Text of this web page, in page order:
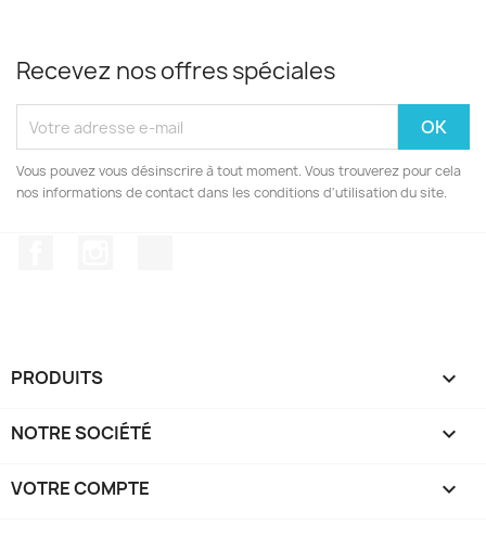
Recevez nos offres spéciales
Vous pouvez vous désinscrire à tout moment. Vous trouverez pour cela
nos informations de contact dans les conditions d'utilisation du site.
PRODUITS 
NOTRE SOCIÉTÉ 
VOTRE COMPTE 